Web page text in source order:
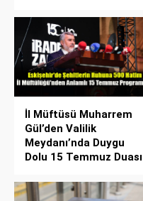
İl Müftüsü Muharrem
Gül’den Valilik
Meydanı’nda Duygu
Dolu 15 Temmuz Duası